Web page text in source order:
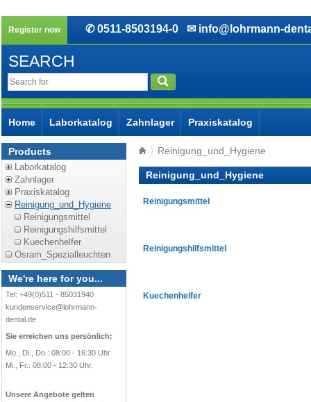
Register now ✆ 0511-8503194-0 ✉ info@lohrmann-
SEARCH
Home Laborkatalog Zahnlager Praxiskatalog
Products
Laborkatalog
Zahnlager
Praxiskatalog
Reinigung_und_Hygiene
Reinigungsmittel
Reinigungshilfsmittel
Kuechenhelfer
Osram_Spezialleuchten
We're here for you...
Tel: +49(0)511 - 85031940
kundenservice@lohrmann-
dental.de
Sie erreichen uns persönlich:
Mo., Di., Do.: 08:00 - 16:30 Uhr
Mi., Fr.: 08:00 - 12:30 Uhr.
Unsere Angebote gelten
Reinigung_und_Hygiene
Reinigung_und_Hygiene
Reinigungsmittel
Reinigungshilfsmittel
Kuechenhelfer